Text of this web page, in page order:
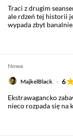
Traci z drugim
ale rdzeń tej historii
wypada zbyt
Nowa
MajkelBlack
6
Ekstrawagancko
nieco rozpada się na